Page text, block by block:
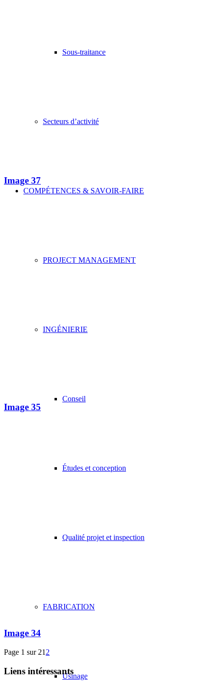
Sous-traitance
Secteurs d’activité
COMPÉTENCES & SAVOIR-FAIRE
PROJECT MANAGEMENT
INGÉNIERIE
Conseil
Études et conception
Qualité projet et inspection
FABRICATION
Usinage
Image 37
Image 35
Image 34
Page 1 sur 21 2
Liens intéressants